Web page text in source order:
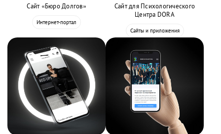
Сайт «Бюро Долгов»
Интернет-портал
Сайт для Психологического
Центра DORA
Сайты и приложения